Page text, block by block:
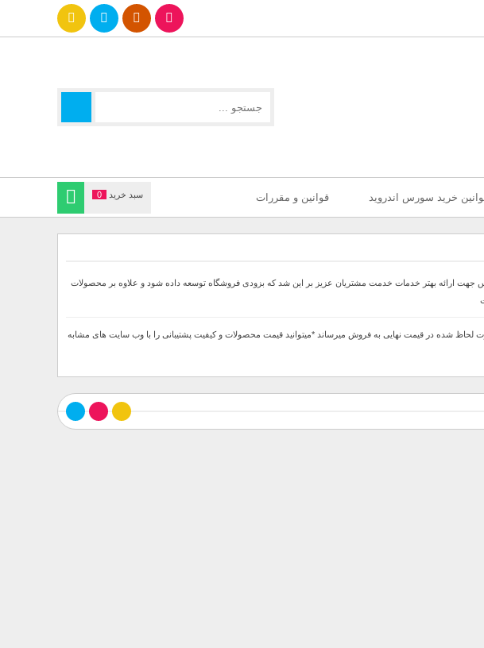
سبد خرید 0 خرید سورس اندروید قوانین و مقررات
که کنار همراهان بودیم . وب سایت دینا پارس جهت ارائه بهتر خدمات خدمت مشتریان عزیز بر این شد که بزودی فروشگاه توسعه داده شود و علاوه بر محصولات
خدمات خدمت مشتریان عزیز. تمام محصولات خود را از 30تا 60درصد تخفیف دار بصورت لحاظ شده در قیمت نهایی به فروش میرساند *میتوانید قیمت محصولات و کیفیت پشتیبانی را با وب سایت های مشابه